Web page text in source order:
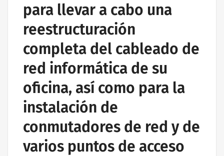
para llevar a cabo una
reestructuración
completa del cableado de
red informática de su
oficina, así como para la
instalación de
conmutadores de red y de
varios puntos de acceso